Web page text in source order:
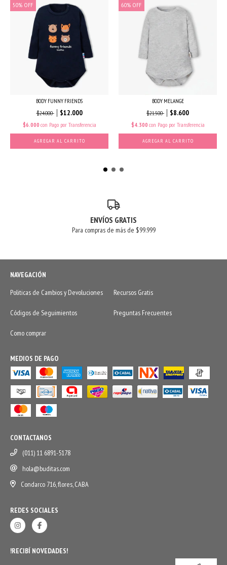
50% OFF
BODY FUNNY FRIENDS
$24.000 $12.000
$6.000 con Pago por Transferencia
AGREGAR AL CARRITO
60% OFF
BODY MELANGE
$21.500 $8.600
$4.300 con Pago por Transferencia
AGREGAR AL CARRITO
ENVÍOS GRATIS
Para compras de más de $99.999
NAVEGACIÓN
Politicas de Cambios y Devoluciones
Recursos Gratis
Códigos de Seguimientos Preguntas Frecuentes
Como comprar
MEDIOS DE PAGO
CONTACTANOS
(011) 11 6891-5178
hola@buditas.com
Condarco 716, flores, CABA
REDES SOCIALES
!RECIBÍ NOVEDADES!